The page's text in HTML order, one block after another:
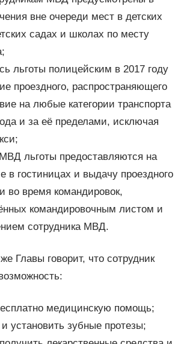
вне очереди мест в детских
садах и школах по месту
льготы полицейским в 2017 году
проездного, распространяющего
на любые категории транспорта
и за её пределами, исключая
льготы предоставляются на
в гостиницах и выдачу проездного
во время командировок,
командировочным листом и
сотрудника МВД.
Главы говорит, что сотрудник
медицинскую помощь;
и установить зубные протезы;